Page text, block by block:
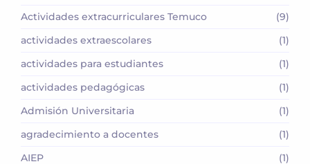
Actividades extracurriculares Temuco
(9)
actividades extraescolares
(1)
actividades para estudiantes
(1)
actividades pedagógicas
(1)
Admisión Universitaria
(1)
agradecimiento a docentes
(1)
AIEP
(1)